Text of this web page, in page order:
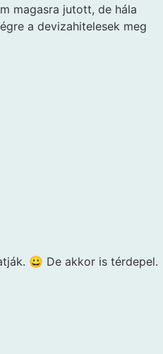
magasra jutott, de hála
a devizahitelesek meg
😀 De akkor is térdepel.